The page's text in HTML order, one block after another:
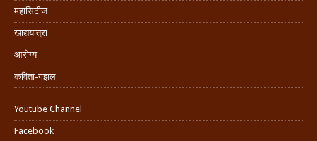
महासिटीज
खाद्ययात्रा
आरोग्य
कविता-गझल
Youtube Channel
Facebook